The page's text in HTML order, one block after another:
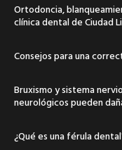
Ortodoncia,
clínica dental de Ciudad
Consejos para una
Bruxismo y sistema
neurológicos pueden
¿Qué es una férula